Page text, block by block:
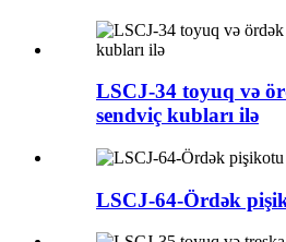
LSCJ-34 toyuq və
sendviç kubları ilə
LSCJ-64-Ördək